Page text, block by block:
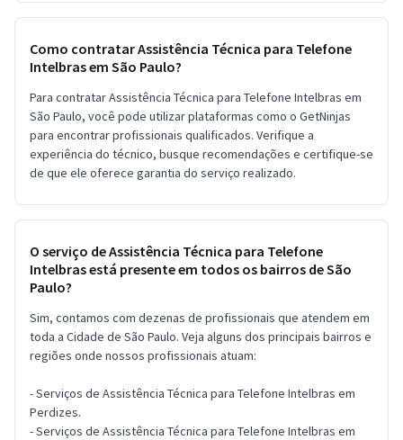
Como contratar Assistência Técnica para Telefone
Intelbras em São Paulo?
Para contratar Assistência Técnica para Telefone Intelbras em
São Paulo, você pode utilizar plataformas como o GetNinjas
para encontrar profissionais qualificados. Verifique a
experiência do técnico, busque recomendações e certifique-se
de que ele oferece garantia do serviço realizado.
O serviço de Assistência Técnica para Telefone
Intelbras está presente em todos os bairros de São
Paulo?
Sim, contamos com dezenas de profissionais que atendem em
toda a Cidade de São Paulo. Veja alguns dos principais bairros e
regiões onde nossos profissionais atuam:
- Serviços de Assistência Técnica para Telefone Intelbras em
Perdizes.
- Serviços de Assistência Técnica para Telefone Intelbras em